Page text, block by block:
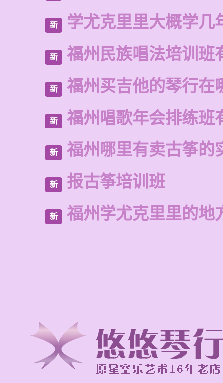
新 学尤克里里大概学几
新 福州民族唱法培训班
新 福州买吉他的琴行在
新 福州唱歌年会排练班
新 福州哪里有卖古筝的
新 报古筝培训班
新 福州学尤克里里的地